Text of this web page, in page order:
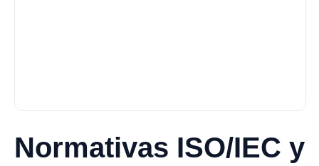
Normativas ISO/IEC y